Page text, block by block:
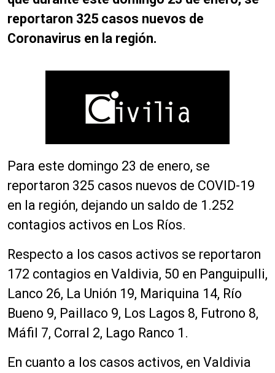
reportaron 325 casos nuevos de
Coronavirus en la región.
Para este domingo 23 de enero, se
reportaron 325 casos nuevos de COVID-19
en la región, dejando un saldo de 1.252
contagios activos en Los Ríos.
Respecto a los casos activos se reportaron
172 contagios en Valdivia, 50 en Panguipulli,
Lanco 26, La Unión 19, Mariquina 14, Río
Bueno 9, Paillaco 9, Los Lagos 8, Futrono 8,
Máfil 7, Corral 2, Lago Ranco 1.
En cuanto a los casos activos, en Valdivia